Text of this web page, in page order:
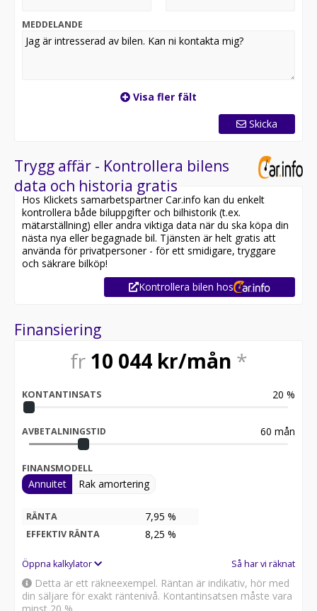
teknik, imponerande komfort och kraftfull prestanda.
Mercedes-Benz EQE SUV 350 4MATIC är skapad för dig
som vill uppleva framtidens mobilitet utan att
OBS: Vänligen ring oss innan ditt besök för att
säkerställa att bilen finns i butiken, då den kan vara
placerad på en annan anläggning eller reserverad
Utrustning inkluderar:
- AMG
- Moms / Leasebar
- 360° kamera
- Panoramatak
- Navigation
- Skinnklädsel
- Elstolar med minne förare och passagerare
Jämför denna bil med någon av våra andra Mercedes-
series=eqe%20suv
Övrig information om bilen:
Besiktigad till och med 2027-01-31
Endast 1 tidigare brukare
Leasbar för företag
Möjlighet till 12-60 månaders garanti
2025-02-18 - 2987 mil
2026-03-09 - 5971 mil
Besök
för att:
• Reservera bilen direkt online
• Få mer info om utrustning och tillval
Därför ska du välja Riddermark Bil:
MEDDELANDE
Visa fler fält
Skicka
Trygg affär - Kontrollera bilens
data och historia gratis
Hos Klickets samarbetspartner Car.info kan du enkelt
kontrollera både biluppgifter och bilhistorik (t.ex.
mätarställning) eller andra viktiga data när du ska köpa din
nästa nya eller begagnade bil. Tjänsten är helt gratis att
använda för privatpersoner - för ett smidigare, tryggare
och säkrare bilköp!
Kontrollera bilen hos
Finansiering
fr 10 044 kr/mån *
KONTANTINSATS 20 %
AVBETALNINGSTID 60 mån
FINANSMODELL
Annuitet Rak amortering
RÄNTA 7,95 %
EFFEKTIV RÄNTA 8,25 %
Öppna kalkylator Så har vi räknat
Detta är ett räkneexempel. Räntan är indikativ, hör med
din säljare för exakt räntenivå. Kontantinsatsen måste vara
minst 20 %.